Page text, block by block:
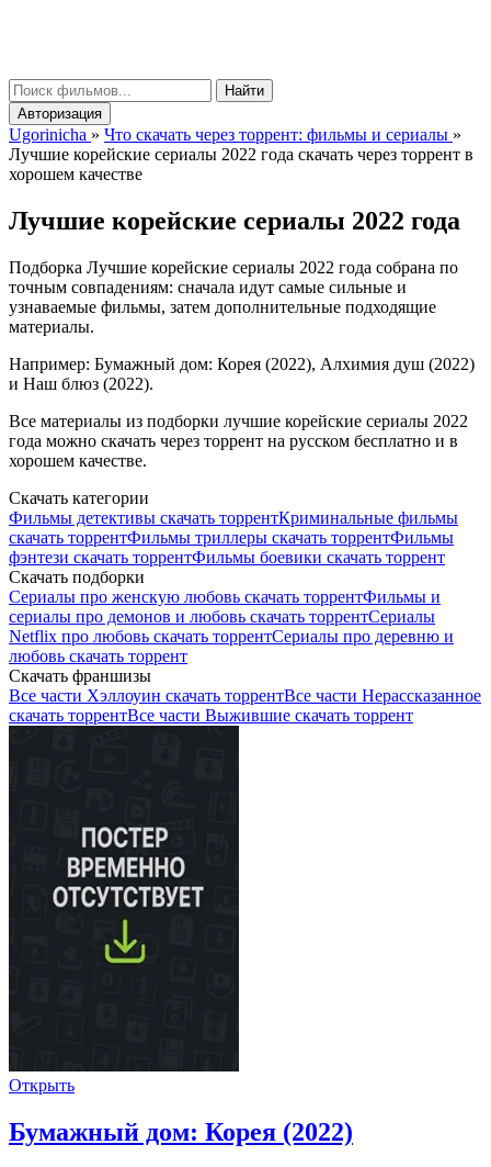
Найти
Авторизация
Ugorinicha » Что скачать через торрент: фильмы и сериалы »
Лучшие корейские сериалы 2022 года скачать через торрент в
хорошем качестве
Лучшие корейские сериалы 2022 года
Подборка Лучшие корейские сериалы 2022 года собрана по
точным совпадениям: сначала идут самые сильные и
узнаваемые фильмы, затем дополнительные подходящие
материалы.
Например: Бумажный дом: Корея (2022), Алхимия душ (2022)
и Наш блюз (2022).
Все материалы из подборки лучшие корейские сериалы 2022
года можно скачать через торрент на русском бесплатно и в
хорошем качестве.
Скачать категории
Фильмы детективы скачать торрентКриминальные фильмы
скачать торрентФильмы триллеры скачать торрентФильмы
фэнтези скачать торрентФильмы боевики скачать торрент
Скачать подборки
Сериалы про женскую любовь скачать торрентФильмы и
сериалы про демонов и любовь скачать торрентСериалы
Netflix про любовь скачать торрентСериалы про деревню и
любовь скачать торрент
Скачать франшизы
Все части Хэллоуин скачать торрентВсе части Нерассказанное
скачать торрентВсе части Выжившие скачать торрент
Открыть
Бумажный дом: Корея (2022)